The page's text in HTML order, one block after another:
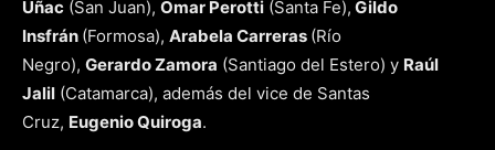
Uñac (San Juan), Omar Perotti (Santa Fe), Gildo
Insfrán (Formosa), Arabela Carreras (Río
Negro), Gerardo Zamora (Santiago del Estero) y Raúl
Jalil (Catamarca), además del vice de Santas
Cruz, Eugenio Quiroga.